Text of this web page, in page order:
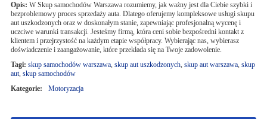
Opis: W Skup samochodów Warszawa rozumiemy, jak ważny jest dla Ciebie szybki i
bezproblemowy proces sprzedaży auta. Dlatego oferujemy kompleksowe usługi skupu
aut uszkodzonych oraz w doskonałym stanie, zapewniając profesjonalną wycenę i
uczciwe warunki transakcji. Jesteśmy firmą, która ceni sobie bezpośredni kontakt z
klientem i przejrzystość na każdym etapie współpracy. Wybierając nas, wybierasz
doświadczenie i zaangażowanie, które przekłada się na Twoje zadowolenie.
Tagi: skup samochodów warszawa, skup aut uszkodzonych, skup aut warszawa, skup
aut, skup samochodów
Kategorie:
Motoryzacja